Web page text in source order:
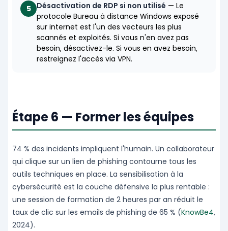
5 Désactivation de RDP si non utilisé — Le
protocole Bureau à distance Windows exposé
sur internet est l'un des vecteurs les plus
scannés et exploités. Si vous n'en avez pas
besoin, désactivez-le. Si vous en avez besoin,
restreignez l'accès via VPN.
Étape 6 — Former les équipes
74 % des incidents impliquent l'humain. Un collaborateur
qui clique sur un lien de phishing contourne tous les
outils techniques en place. La sensibilisation à la
cybersécurité est la couche défensive la plus rentable :
une session de formation de 2 heures par an réduit le
taux de clic sur les emails de phishing de 65 % (KnowBe4,
2024).